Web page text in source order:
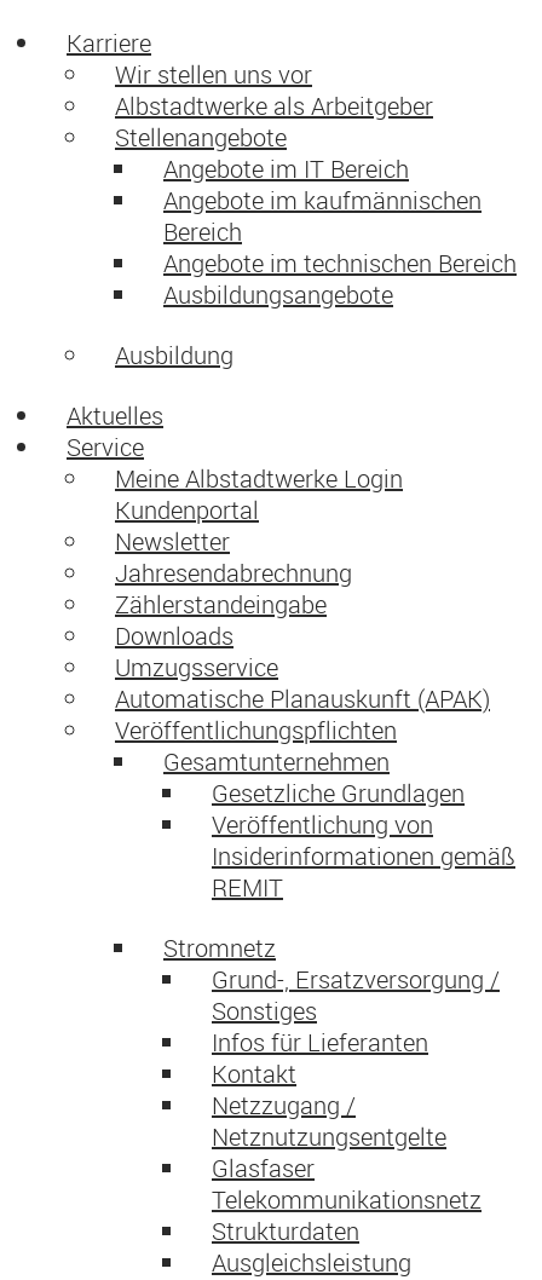
Karriere
Wir stellen uns vor
Albstadtwerke als Arbeitgeber
Stellenangebote
Angebote im IT Bereich
Angebote im kaufmännischen
Bereich
Angebote im technischen Bereich
Ausbildungsangebote
Ausbildung
Aktuelles
Service
Meine Albstadtwerke Login
Kundenportal
Newsletter
Jahresendabrechnung
Zählerstandeingabe
Downloads
Umzugsservice
Automatische Planauskunft (APAK)
Veröffentlichungspflichten
Gesamtunternehmen
Gesetzliche Grundlagen
Veröffentlichung von
Insiderinformationen gemäß
REMIT
Stromnetz
Grund-, Ersatzversorgung /
Sonstiges
Infos für Lieferanten
Kontakt
Netzzugang /
Netznutzungsentgelte
Glasfaser
Telekommunikationsnetz
Strukturdaten
Ausgleichsleistung